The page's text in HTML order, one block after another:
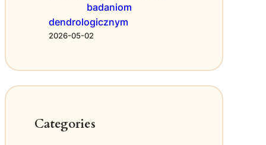
o
t
a
o
w
a
a
badaniom
dendrologicznym
2026-05-02
Categories